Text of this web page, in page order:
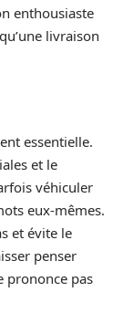
enthousiaste
livraison
essentielle.
et le
véhiculer
eux-mêmes.
et évite le
penser
prononce pas